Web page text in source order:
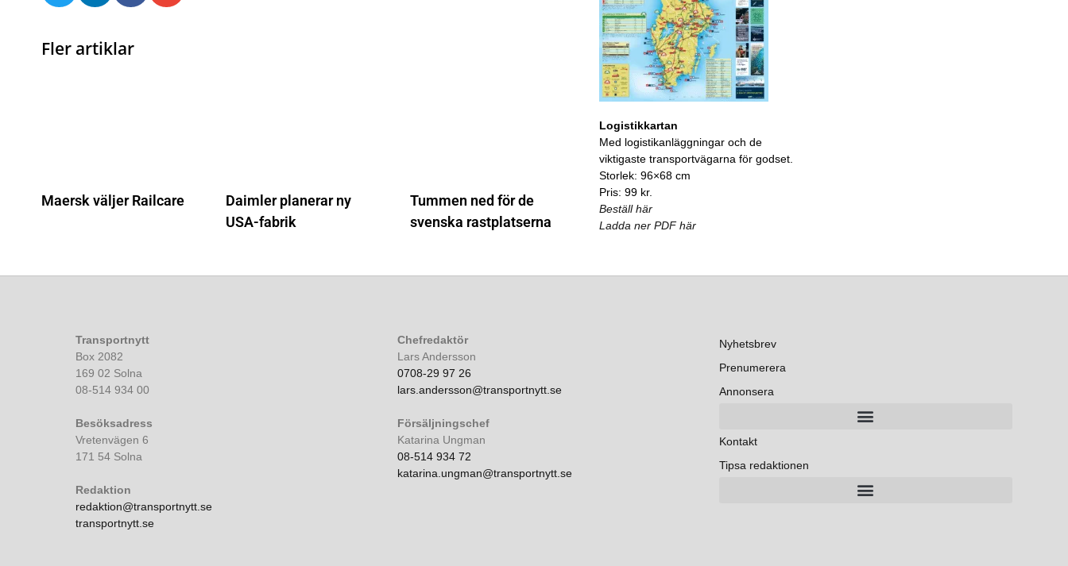
Fler artiklar
Maersk väljer Railcare
Daimler planerar ny
USA-fabrik
Tummen ned för de
svenska rastplatserna
Logistikkartan
Med logistikanläggningar och de
viktigaste transportvägarna för godset.
Storlek: 96×68 cm
Pris: 99 kr.
Beställ här
Ladda ner PDF här
Transportnytt
Box 2082
169 02 Solna
08-514 934 00
Besöksadress
Vretenvägen 6
171 54 Solna
Redaktion
redaktion@transportnytt.se
transportnytt.se
Chefredaktör
Lars Andersson
0708-29 97 26
lars.andersson@transportnytt.se
Försäljningschef
Katarina Ungman
08-514 934 72
katarina.ungman@transportnytt.se
Nyhetsbrev
Prenumerera
Annonsera
Kontakt
Tipsa redaktionen